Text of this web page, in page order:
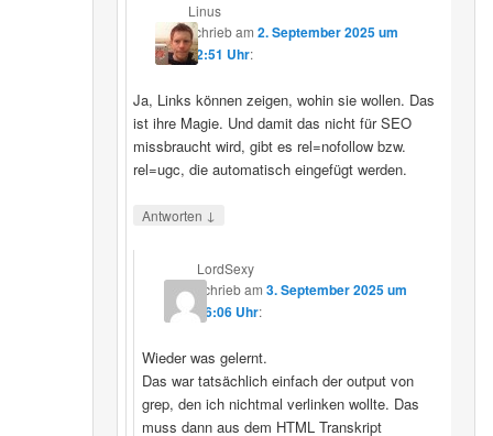
Linus
schriebam2. September 2025 um
12:51 Uhr:
Ja, Links können zeigen, wohin sie wollen. Das
ist ihre Magie. Und damit das nicht für SEO
missbraucht wird, gibt es rel=nofollow bzw.
rel=ugc, die automatisch eingefügt werden.
Antworten ↓
LordSexy
schriebam 3. September 2025 um
16:06 Uhr:
Wieder was gelernt.
Das war tatsächlich einfach der output von
grep, den ich nichtmal verlinken wollte. Das
muss dann aus dem HTML Transkript